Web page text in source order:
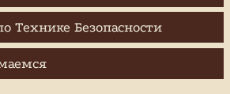
Технике Безопасности